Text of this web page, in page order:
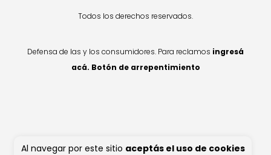
Al navegar por este sitio aceptás el uso de cookies
Todos los derechos reservados.
Defensa de las y los consumidores. Para reclamos ingresá
acá. Botón de arrepentimiento